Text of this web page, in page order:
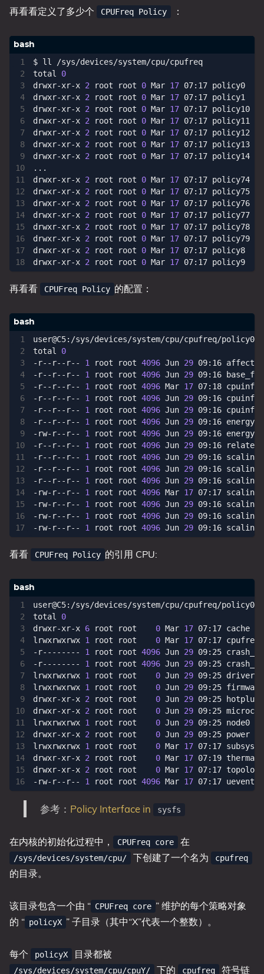
再看看定义了多少个 CPUFreq Policy ：
4
6
7
8
9
10
14
16
17
18
total 0
drwxr-xr-x 2 root root 0 Mar 17
drwxr-xr-x 2 root root 0 Mar 17
drwxr-xr-x 2 root root 0 Mar 17
drwxr-xr-x 2 root root 0 Mar 17
drwxr-xr-x 2 root root 0 Mar 17
drwxr-xr-x 2 root root 0 Mar 17
drwxr-xr-x 2 root root 0 Mar 17
drwxr-xr-x 2 root root 0 Mar 17
drwxr-xr-x 2 root root 0 Mar 17
drwxr-xr-x 2 root root 0 Mar 17
drwxr-xr-x 2 root root 0 Mar 17
drwxr-xr-x 2 root root 0 Mar 17
drwxr-xr-x 2 root root 0 Mar 17
drwxr-xr-x 2 root root 0 Mar 17
drwxr-xr-x 2 root root 0 Mar 17
再看看 CPUFreq Policy 的配置：
4
6
7
8
9
10
14
16
17
total 0
-r--r--r-- 1 root root 4096 Jun 29
-r--r--r-- 1 root root 4096 Jun 29
-r--r--r-- 1 root root 4096 Mar 17
-r--r--r-- 1 root root 4096 Jun 29
-r--r--r-- 1 root root 4096 Jun 29
-r--r--r-- 1 root root 4096 Jun 29
-rw-r--r-- 1 root root 4096 Jun 29
-r--r--r-- 1 root root 4096 Jun 29
-r--r--r-- 1 root root 4096 Jun 29
-r--r--r-- 1 root root 4096 Jun 29
-r--r--r-- 1 root root 4096 Jun 29
-rw-r--r-- 1 root root 4096 Mar 17
-rw-r--r-- 1 root root 4096 Jun 29
-rw-r--r-- 1 root root 4096 Jun 29
-rw-r--r-- 1 root root 4096 Jun 29
看看 CPUFreq Policy 的引用 CPU:
4
6
7
8
9
10
14
16
total 0
drwxr-xr-x 6 root root 0 Mar 17
lrwxrwxrwx 1 root root 0 Mar 17
-r-------- 1 root root 4096 Jun 29
-r-------- 1 root root 4096 Jun 29
lrwxrwxrwx 1 root root 0 Jun 29
lrwxrwxrwx 1 root root 0 Jun 29
drwxr-xr-x 2 root root 0 Jun 29
drwxr-xr-x 2 root root 0 Jun 29
lrwxrwxrwx 1 root root 0 Jun 29
drwxr-xr-x 2 root root 0 Jun 29
lrwxrwxrwx 1 root root 0 Mar 17
drwxr-xr-x 2 root root 0 Mar 17
drwxr-xr-x 2 root root 0 Mar 17
-rw-r--r-- 1 root root 4096 Mar 17
参考： Policy Interface in sysfs
在内核的初始化过程中， CPUFreq core 在
/sys/devices/system/cpu/ 下创建了一个名为 cpufreq
的目录。
该目录包含一个由 “ CPUFreq core ” 维护的每个策略对象
的 “ policyX ” 子目录（其中“X”代表一个整数）。
每个 policyX 目录都被
/sys/devices/system/cpu/cpuY/ 下的 cpufreq
符号链